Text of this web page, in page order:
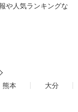
や人気ランキングな
熊本
大分